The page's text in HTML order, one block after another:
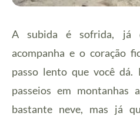
A subida é sofrida, já
acompanha e o coração
passo lento que você
passeios em montanhas
bastante neve, mas já